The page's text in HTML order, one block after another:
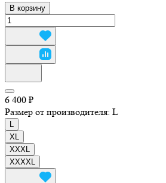
В корзину
6 400 ₽
Размер от производителя: L
XL
XXXL
XXXXL